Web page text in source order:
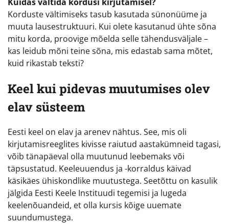
Korduste vältimiseks tasub kasutada sünonüüme ja
muuta lausestruktuuri. Kui olete kasutanud ühte sõna
mitu korda, proovige mõelda selle tähendusväljale –
kas leidub mõni teine sõna, mis edastab sama mõtet,
kuid rikastab teksti?
Keel kui pidevas muutumises olev
elav süsteem
Eesti keel on elav ja arenev nähtus. See, mis oli
kirjutamisreeglites kivisse raiutud aastakümneid tagasi,
võib tänapäeval olla muutunud leebemaks või
täpsustatud. Keeleuuendus ja -korraldus käivad
käsikäes ühiskondlike muutustega. Seetõttu on kasulik
jälgida Eesti Keele Instituudi tegemisi ja lugeda
keelenõuandeid, et olla kursis kõige uuemate
suundumustega.